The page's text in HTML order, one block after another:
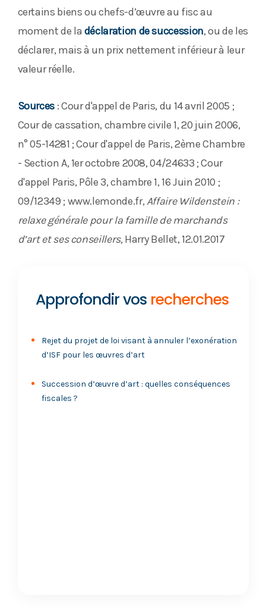
certains biens ou chefs-d’œuvre au fisc au
moment de la déclaration de succession, ou de les
déclarer, mais à un prix nettement inférieur à leur
valeur réelle.
Sources: Cour d'appel de Paris, du 14 avril 2005 ;
Cour de cassation, chambre civile 1, 20 juin 2006,
n° 05-14281 ; Cour d'appel de Paris, 2ème Chambre
- Section A, 1er octobre 2008, 04/24633 ; Cour
d'appel Paris, Pôle 3, chambre 1, 16 Juin 2010 ;
09/12349 ; www.lemonde.fr,Affaire Wildenstein :
relaxe générale pour la famille de marchands
d’art et ses conseillers,Harry Bellet, 12.01.2017
Approfondir vos recherches
Rejet du projet de loi visant à annuler l’exonération
d’ISF pour les œuvres d’art
Succession d’œuvre d’art : quelles conséquences
fiscales ?